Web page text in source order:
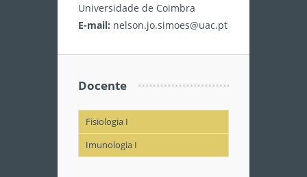
Universidade de Coimbra
E-mail: nelson.jo.simoes@uac.pt
Docente
Fisiologia I
Imunologia I